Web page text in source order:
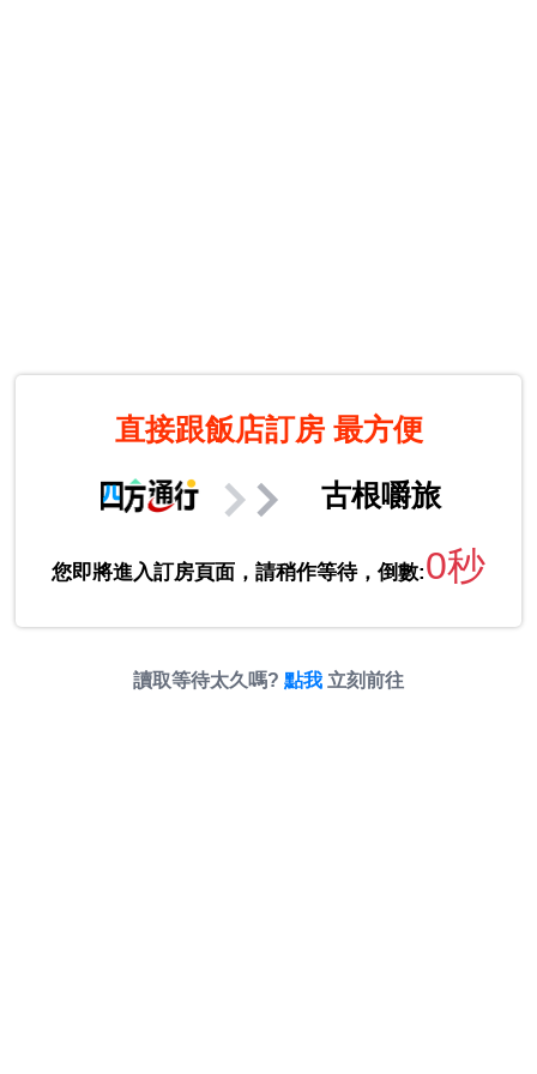
直接跟飯店訂房 最方便
古根嚼旅
您即將進入訂房頁面，請稍作等待，倒數:0秒
讀取等待太久嗎? 點我 立刻前往